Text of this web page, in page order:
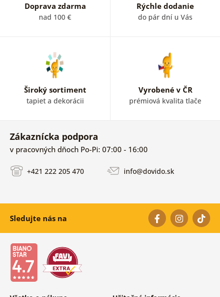
Doprava zdarma
nad 100 €
Rýchle dodanie
do pár dní u Vás
Široký sortiment
tapiet a dekorácii
Vyrobené v ČR
prémiová kvalita tlače
Zákaznícka podpora
v pracovných dňoch Po-Pi: 07:00 - 16:00
+421 222 205 470 info@dovido.sk
Sledujte nás na